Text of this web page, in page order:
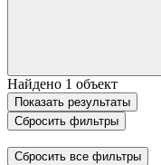
Найдено 1 объект
Показать результаты
Сбросить фильтры
Сбросить все фильтры